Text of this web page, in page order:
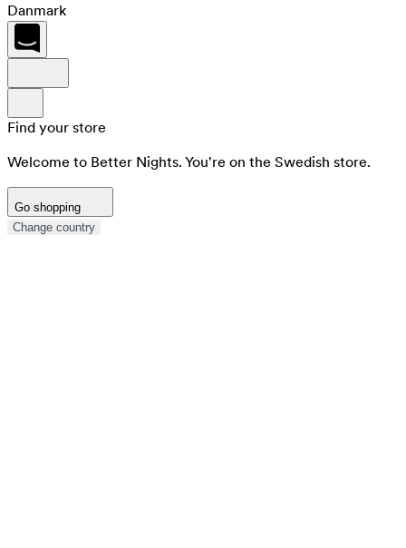
Danmark
Find your store
Welcome to Better Nights. You're on the Swedish store.
Go shopping
Change country